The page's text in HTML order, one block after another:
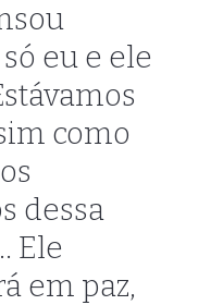
eu e ele
como
dessa
Ele
em paz,